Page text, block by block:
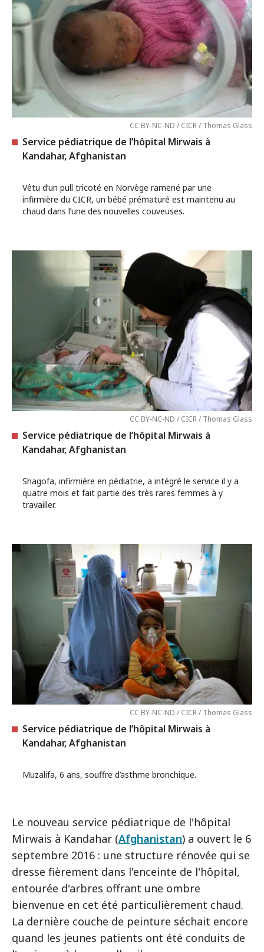
CC BY-NC-ND / CICR / Thomas Glass
Service pédiatrique de l’hôpital Mirwais à
Kandahar, Afghanistan
Vêtu d’un pull tricoté en Norvège ramené par une
infirmière du CICR, un bébé prématuré est maintenu au
chaud dans l’une des nouvelles couveuses.
CC BY-NC-ND / CICR / Thomas Glass
Service pédiatrique de l’hôpital Mirwais à
Kandahar, Afghanistan
Shagofa, infirmière en pédiatrie, a intégré le service il y a
quatre mois et fait partie des très rares femmes à y
travailler.
CC BY-NC-ND / CICR / Thomas Glass
Service pédiatrique de l’hôpital Mirwais à
Kandahar, Afghanistan
Muzalifa, 6 ans, souffre d’asthme bronchique.
Le nouveau service pédiatrique de l'hôpital
Mirwais à Kandahar (Afghanistan) a ouvert le 6
septembre 2016 : une structure rénovée qui se
dresse fièrement dans l'enceinte de l'hôpital,
entourée d'arbres offrant une ombre
bienvenue en cet été particulièrement chaud.
La dernière couche de peinture séchait encore
quand les jeunes patients ont été conduits de